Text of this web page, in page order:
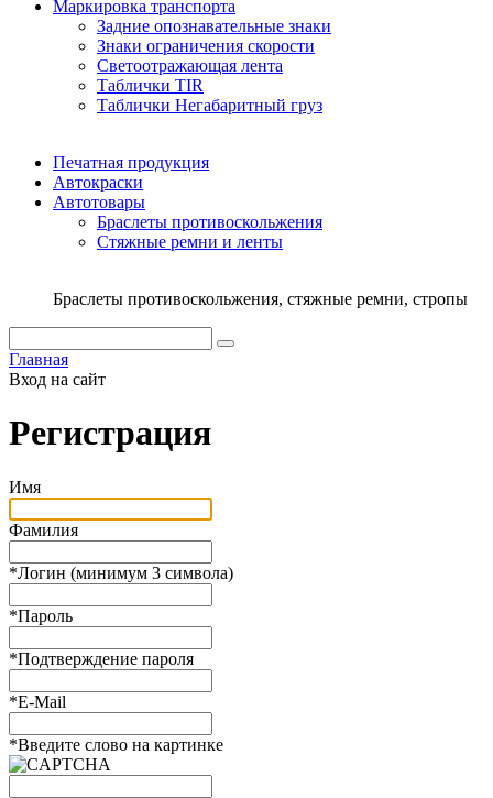
Маркировка транспорта
Задние опознавательные знаки
Знаки ограничения скорости
Светоотражающая лента
Таблички TIR
Таблички Негабаритный груз
Печатная продукция
Автокраски
Автотовары
Браслеты противоскольжения
Стяжныe ремни и ленты
Браслеты противоскольжения, стяжные ремни, стропы
Главная
Вход на сайт
Регистрация
Имя
Фамилия
*Логин (минимум 3 символа)
*Пароль
*Подтверждение пароля
*E-Mail
*Введите слово на картинке